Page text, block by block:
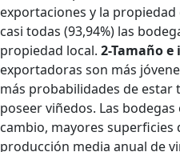
exportaciones y la
casi todas (93,94%) las
propiedad local. 2-Tamaño
exportadoras son más
más probabilidades de
poseer viñedos. Las
cambio, mayores
producción media anual de